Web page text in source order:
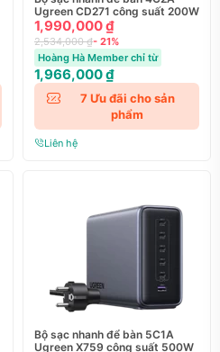
Ugreen CD271 công suất 200W
1,990,000 ₫
2,534,000 ₫- 21%
Hoàng Hà Member chỉ từ
1,966,000 ₫
7 Ưu đãi cho sản
phẩm
Liên hệ
Bộ sạc nhanh để bàn 5C1A
Ugreen X759 công suất 500W